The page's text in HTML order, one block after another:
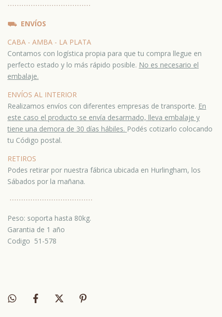
⋯⋯⋯⋯⋯⋯⋯⋯⋯⋯⋯⋯
⛟ ENVÍOS
CABA - AMBA - LA PLATA
Contamos con logística propia para que tu compra llegue en
perfecto estado y lo más rápido posible. No es necesario el
embalaje.
ENVÍOS AL INTERIOR
Realizamos envíos con diferentes empresas de transporte. En
este caso el producto se envía desarmado, lleva embalaje y
tiene una demora de 30 días hábiles. Podés cotizarlo colocando
tu Código postal.
RETIROS
Podes retirar por nuestra fábrica ubicada en Hurlingham, los
Sábados por la mañana.
⋯⋯⋯⋯⋯⋯⋯⋯⋯⋯⋯⋯
Peso: soporta hasta 80kg.
Garantia de 1 año
Codigo 51-578